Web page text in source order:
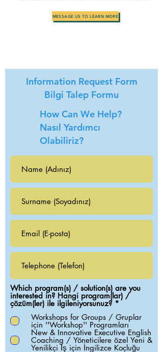
MESSAGE US TO LEARN MORE
Information Request Form
Bilgi Talep Formu
How Can We Help?
Nasıl Yardımcı
Olabiliriz?
Which program(s) / solution(s) are you
interested in? Hangi program(lar) /
çözüm(ler) ile ilgileniyorsunuz? * R
q
u
i
r
e
Workshops for Groups / Gruplar
için ''Workshop'' Programları
New & Innovative Executive English
Coaching / Yöneticilere özel Yeni &
Yenilikçi İş için İngilizce Koçluğu